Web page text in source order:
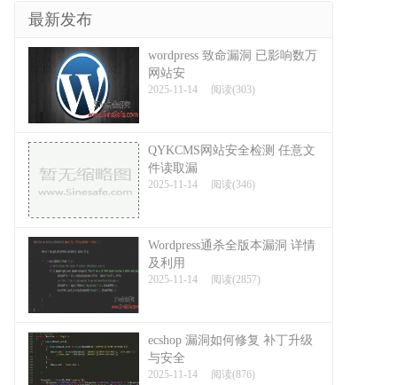
最新发布
wordpress 致命漏洞 已影响数万
网站安
2025-11-14 阅读(303)
QYKCMS网站安全检测 任意文
件读取漏
2025-11-14 阅读(346)
Wordpress通杀全版本漏洞 详情
及利用
2025-11-14 阅读(2857)
ecshop 漏洞如何修复 补丁升级
与安全
2025-11-14 阅读(876)